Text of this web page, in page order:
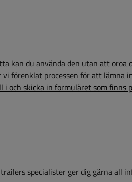
kan du använda den utan att oroa
förenklat processen för att lämna
i och skicka in formuläret som finns
specialister ger dig gärna all